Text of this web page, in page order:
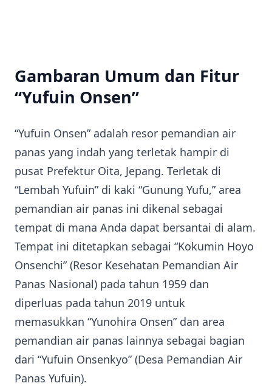
Gambaran Umum dan Fitur
“Yufuin Onsen”
“Yufuin Onsen” adalah resor pemandian air
panas yang indah yang terletak hampir di
pusat Prefektur Oita, Jepang. Terletak di
“Lembah Yufuin” di kaki “Gunung Yufu,” area
pemandian air panas ini dikenal sebagai
tempat di mana Anda dapat bersantai di alam.
Tempat ini ditetapkan sebagai “Kokumin Hoyo
Onsenchi” (Resor Kesehatan Pemandian Air
Panas Nasional) pada tahun 1959 dan
diperluas pada tahun 2019 untuk
memasukkan “Yunohira Onsen” dan area
pemandian air panas lainnya sebagai bagian
dari “Yufuin Onsenkyo” (Desa Pemandian Air
Panas Yufuin).